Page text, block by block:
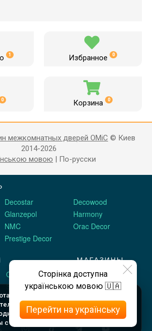
1 Избранное 0
0 Корзина 0
межкомнатных дверей OMiC © Киев
2014-2026
мовою | По-русски
Decostar
Decowood
Glanzepol
Harmony
NMC
Orac Decor
Prestige Decor
Crystalit
Sauberg
Plastolit
МАГАЗИНЫ
Двери Omis
Stickerwall
Жидкие обои
c 9 до 18 по будням (шоу рум до
режиме с 10 до 16, и в
Оформляйте заказы онлайн в
Вами свяжемся.
Сторінка доступна
українською мовою 🇺🇦
Перейти на українську